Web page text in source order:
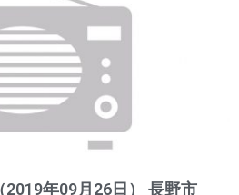
2019年09月26日） 長野市